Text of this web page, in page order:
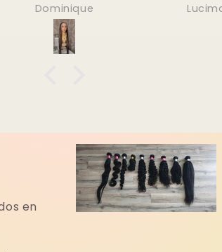
Lucimara Eggert Nascimento
en